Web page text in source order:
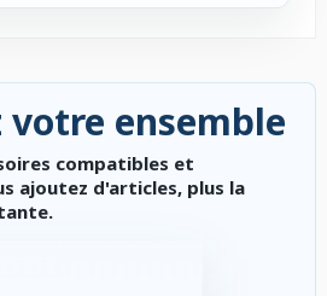
votre ensemble
compatibles et
ajoutez d'articles, plus la